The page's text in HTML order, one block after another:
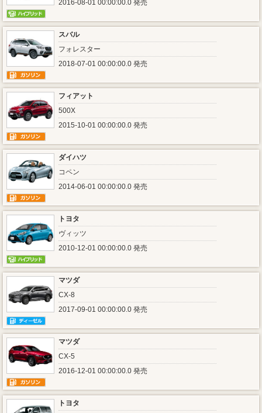
2016-08-01 00:00:00.0 発売
スバル
フォレスター
2018-07-01 00:00:00.0 発売
フィアット
500X
2015-10-01 00:00:00.0 発売
ダイハツ
コペン
2014-06-01 00:00:00.0 発売
トヨタ
ヴィッツ
2010-12-01 00:00:00.0 発売
マツダ
CX-8
2017-09-01 00:00:00.0 発売
マツダ
CX-5
2016-12-01 00:00:00.0 発売
トヨタ